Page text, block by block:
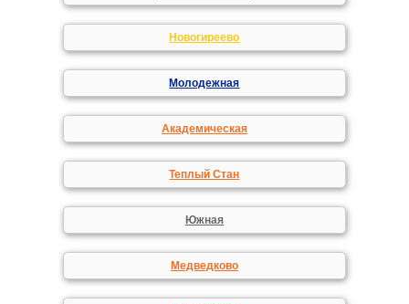
Новогиреево
Молодежная
Академическая
Теплый Стан
Южная
Медведково